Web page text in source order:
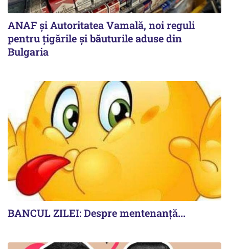
ANAF și Autoritatea Vamală, noi reguli
pentru țigările și băuturile aduse din
Bulgaria
BANCUL ZILEI: Despre mentenanță...